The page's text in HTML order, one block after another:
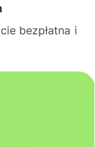
bezpłatna i